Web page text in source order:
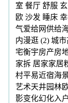
室 餐厅 舒服
欧 沙发 睡床
气爱给网供给
内漫逛 (2) 城
宅衡宇房产房
家拆 居家家居
村平易近宿海
艺术天井园林
影变化幻化入